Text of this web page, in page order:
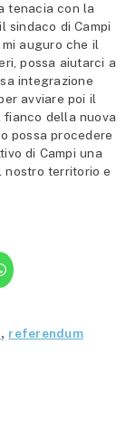
tenacia con la
sindaco di Campi
auguro che il
possa aiutarci a
integrazione
avviare poi il
fianco della nuova
possa procedere
di Campi una
nostro territorio e
Fai
clic
per
(Si
apre
, referendum